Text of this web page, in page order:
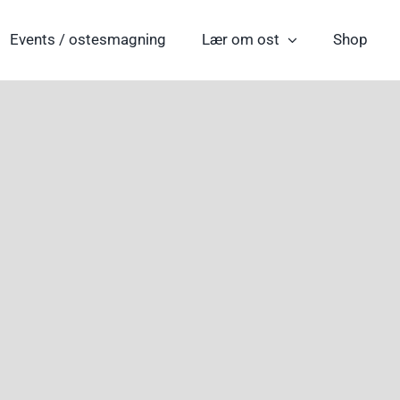
Events / ostesmagning Lær om ost Shop